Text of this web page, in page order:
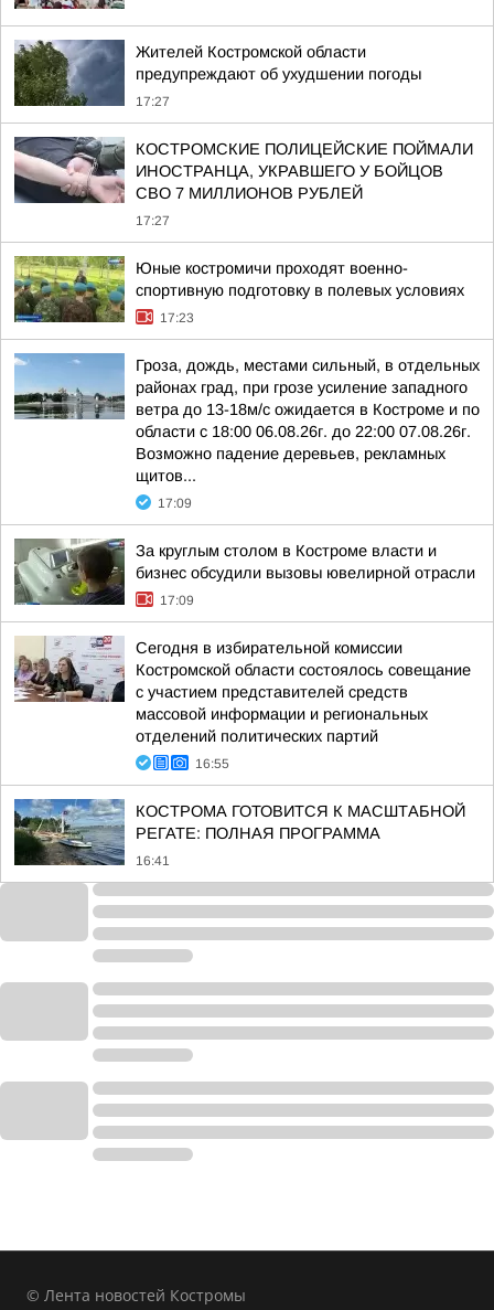
Жителей Костромской области
предупреждают об ухудшении погоды
17:27
КОСТРОМСКИЕ ПОЛИЦЕЙСКИЕ ПОЙМАЛИ
ИНОСТРАНЦА, УКРАВШЕГО У БОЙЦОВ
СВО 7 МИЛЛИОНОВ РУБЛЕЙ
17:27
Юные костромичи проходят военно-
спортивную подготовку в полевых условиях
17:23
Гроза, дождь, местами сильный, в отдельных
районах град, при грозе усиление западного
ветра до 13-18м/с ожидается в Костроме и по
области с 18:00 06.08.26г. до 22:00 07.08.26г.
Возможно падение деревьев, рекламных
щитов...
17:09
За круглым столом в Костроме власти и
бизнес обсудили вызовы ювелирной отрасли
17:09
Сегодня в избирательной комиссии
Костромской области состоялось совещание
с участием представителей средств
массовой информации и региональных
отделений политических партий
16:55
КОСТРОМА ГОТОВИТСЯ К МАСШТАБНОЙ
РЕГАТЕ: ПОЛНАЯ ПРОГРАММА
16:41
© Лента новостей Костромы